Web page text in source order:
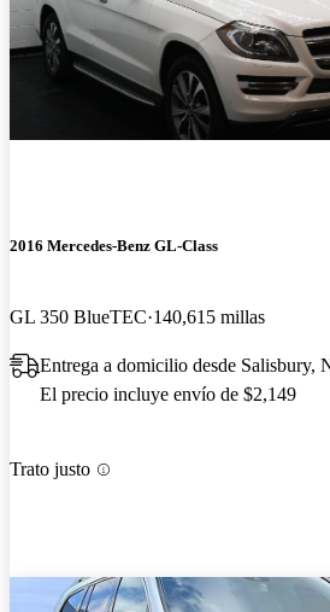
2016 Mercedes-Benz GL-Class
GL 350 BlueTEC 140,615 millas
Entrega a domicilio desde Salisbury,
El precio incluye envío de $2,149
Trato justo